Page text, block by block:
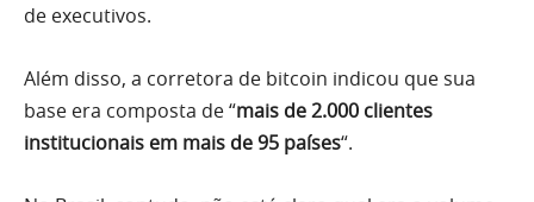
de executivos.
Além disso, a corretora de bitcoin indicou que sua
base era composta de “mais de 2.000 clientes
institucionais em mais de 95 países“.